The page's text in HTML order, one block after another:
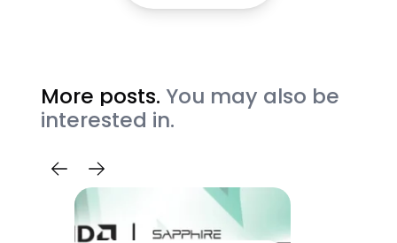
More posts. You may also be
interested in.